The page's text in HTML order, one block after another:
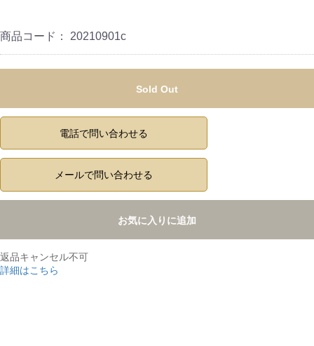
商品コード： 20210901c
Sold Out
電話で問い合わせる
メールで問い合わせる
お気に入りに追加
返品キャンセル不可
詳細はこちら